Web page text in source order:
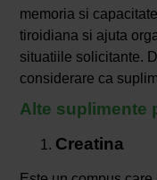
memoria si
tiroidiana si ajuta
situatiile solicitante.
considerare ca
Alte suplimente
Creatina